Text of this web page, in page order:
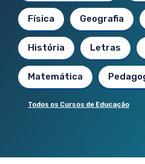
Física Geografia
História Letras
Matemática
Todos os Cursos de Educação